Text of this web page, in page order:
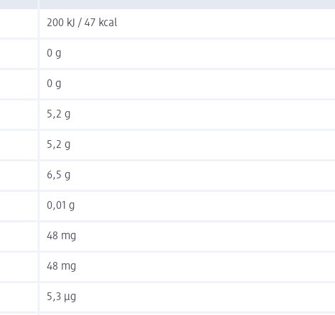
200 kJ / 47 kcal
0 g
0 g
5,2 g
5,2 g
6,5 g
0,01 g
48 mg
48 mg
5,3 µg